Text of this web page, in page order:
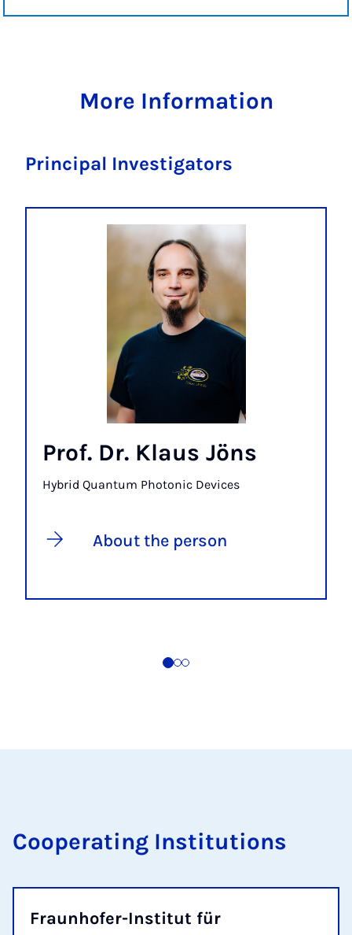
More Information
Principal Investigators
Prof. Dr. Klaus Jöns
Hybrid Quantum Photonic Devices
About the person
Cooperating Institutions
Fraunhofer-Institut für